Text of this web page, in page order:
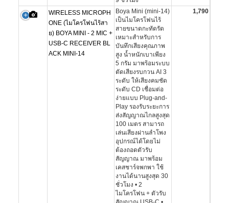
WIRELESS MICROPH
ONE (ไมโครโฟนไร้สา
ย) BOYA MINI - 2 MIC +
USB-C RECEIVER BL
ACK MINI-14
Boya Mini (mini-14)
เป็นไมโครโฟนไร้
สายขนาดกะทัดรัด
เหมาะสำหรับการ
บันทึกเสียงคุณภาพ
สูง น้ำหนักเบาเพียง
5 กรัม มาพร้อมระบบ
ตัดเสียงรบกวน AI 3
ระดับ ให้เสียงคมชัด
ระดับ CD เชื่อมต่อ
ง่ายแบบ Plug-and-
Play รองรับระยะการ
ส่งสัญญาณไกลสูงสุด
100 เมตร สามารถ
เล่นเสียงผ่านลำโพง
อุปกรณ์ได้โดยไม่
ต้องถอดตัวรับ
สัญญาณ มาพร้อม
เคสชาร์จพกพา ใช้
งานได้นานสูงสุด 30
ชั่วโมง • 2
ไมโครโฟน + ตัวรับ
1,790